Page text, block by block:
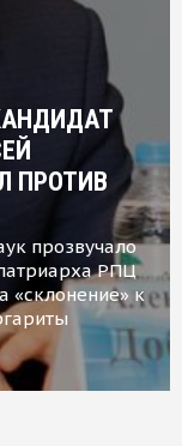
ПРОТИВ
прозвучало
РПЦ
«склонение» к